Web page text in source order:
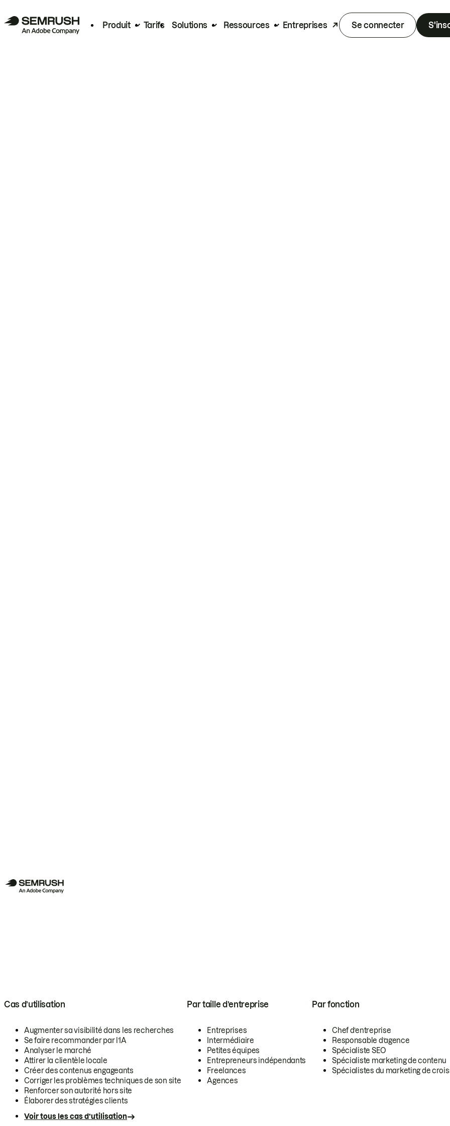
Produit Tarifs Solutions Ressources Entreprises Se connecter
Cas d’utilisation
Augmenter sa visibilité dans les recherches
Se faire recommander par l’IA
Analyser le marché
Attirer la clientèle locale
Créer des contenus engageants
Corriger les problèmes techniques de son site
Renforcer son autorité hors site
Élaborer des stratégies clients
Voir tous les cas d’utilisation
Par taille d’entreprise
Entreprises
Intermédiaire
Petites équipes
Entrepreneurs indépendants
Freelances
Agences
Par fonction
Chef d’entreprise
Responsable d’agence
Spécialiste SEO
Spécialiste marketing de contenu
Spécialistes du marketing de